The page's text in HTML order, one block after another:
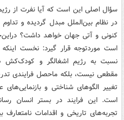
سؤال اصلی این است که آیا نفرت از
در نظام بین‌الملل مبدل گردیده و
کنونی و آتی جهان خواهد داشت؟
است موردتوجه قرار گیرد: نخست
نسبت به رژیم اشغالگر و کودک‌کش
مقطعی نیست، بلکه ماحصل فرایندی
تغییر الگوهای شناختی و
است. این فرایند در بستر انسان
تجربه‌های تاریخی و اقدامات